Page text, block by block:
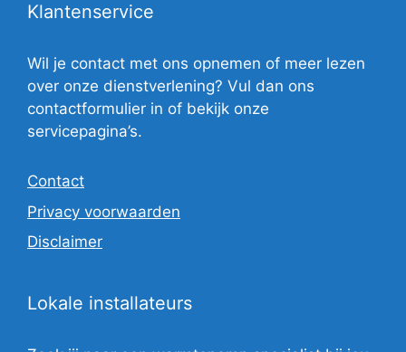
Klantenservice
Wil je contact met ons opnemen of meer lezen
over onze dienstverlening? Vul dan ons
contactformulier in of bekijk onze
servicepagina’s.
Contact
Privacy voorwaarden
Disclaimer
Lokale installateurs